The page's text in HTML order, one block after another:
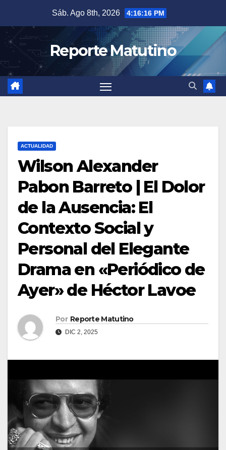
contenido
Sáb. Ago 8th, 2026 4:16:17 PM
Reporte Matutino
ACTUALIDAD
Wilson Alexander
Pabon Barreto | El Dolor
de la Ausencia: El
Contexto Social y
Personal del Elegante
Drama en «Periódico de
Ayer» de Héctor Lavoe
Por Reporte Matutino
DIC 2, 2025